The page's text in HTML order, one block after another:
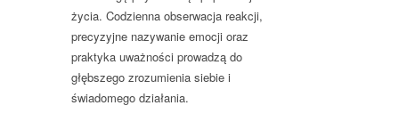
życia. Codzienna obserwacja reakcji,
precyzyjne nazywanie emocji oraz
praktyka uważności prowadzą do
głębszego zrozumienia siebie i
świadomego działania.